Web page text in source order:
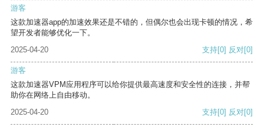
游客
这款加速器app的加速效果还是不错的，但偶尔也会出现卡顿的情况，希
望开发者能够优化一下。
2025-04-20
支持[0] 反对[0]
游客
这款加速器VPM应用程序可以给你提供最高速度和安全性的连接，并帮
助你在网络上自由移动。
2025-04-20
支持[0] 反对[0]